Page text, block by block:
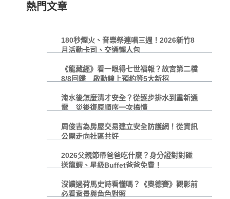
熱門文章
180秒煙火、音樂祭連唱三週！2026新竹8
月活動卡司、交通懶人包
《龍藏經》看一眼得七世福報？故宮第二檔
8/8回歸 啟動線上預約等5大新招
淹水後怎麼清才安全？從逐步排水到重新通
電 災後復原順序一次搞懂
周俊吉為房屋交易建立安全防護網！從資訊
公開走向社區共好
2026父親節帶爸爸吃什麼？身分證對對碰
送龍蝦、星級Buffet爸爸免費！
沒讀過荷馬史詩看懂嗎？《奧德賽》觀影前
必看背景與角色對照